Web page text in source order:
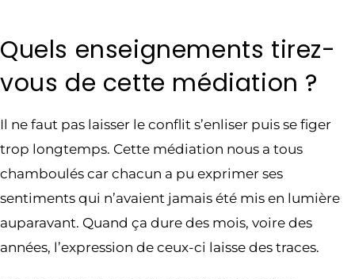
Quels enseignements tirez-
vous de cette médiation ?
Il ne faut pas laisser le conflit s’enliser puis se figer
trop longtemps. Cette médiation nous a tous
chamboulés car chacun a pu exprimer ses
sentiments qui n’avaient jamais été mis en lumière
auparavant. Quand ça dure des mois, voire des
années, l’expression de ceux-ci laisse des traces.